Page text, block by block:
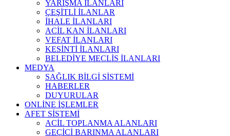
YARIŞMA İLANLARI
ÇEŞİTLİ İLANLAR
İHALE İLANLARI
ACİL KAN İLANLARI
VEFAT İLANLARI
KESİNTİ İLANLARI
BELEDİYE MECLİS İLANLARI
MEDYA
SAĞLIK BİLGİ SİSTEMİ
HABERLER
DUYURULAR
ONLİNE İŞLEMLER
AFET SİSTEMİ
ACİL TOPLANMA ALANLARI
GEÇİCİ BARINMA ALANLARI